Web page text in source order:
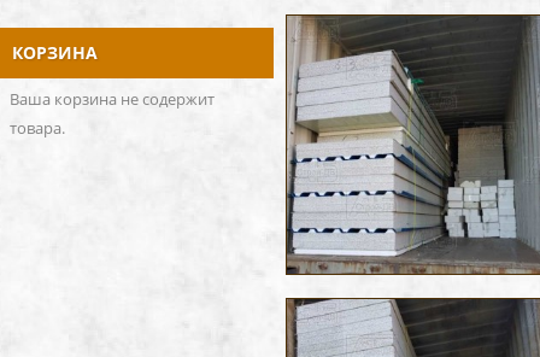
КОРЗИНА
Ваша корзина не содержит
товара.